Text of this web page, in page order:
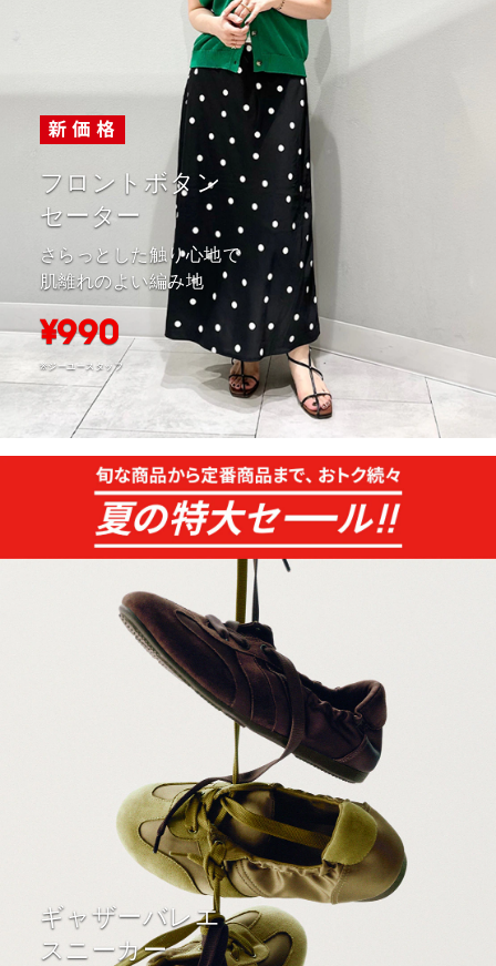
フロントボタン
セーター
さらっとした触り心地で
肌離れのよい編み地
¥990
※ジーユースタッフ
ギャザーバレエ
スニーカー